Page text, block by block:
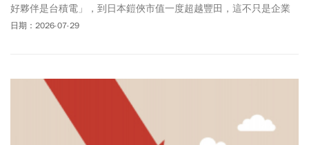
好夥伴是台積電」，到日本鎧俠市值一度超越豐田，這不只是企業
名次的洗牌，更是資本市場對東亞供應鏈定價權的重新計算。《今
散式機器」裡，三國既深層互補，亦在每個瓶頸關口展開漫長博
日期：2026-07-29